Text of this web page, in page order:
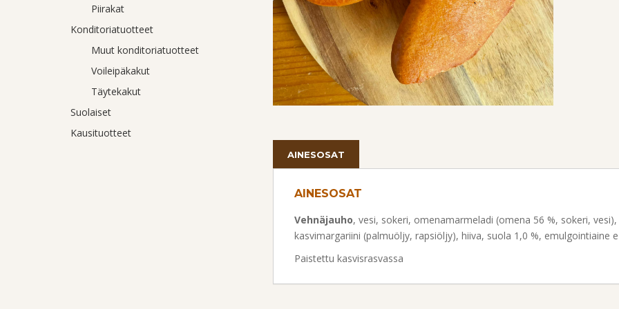
AINESOSAT
AINESOSAT
Vehnäjauho, vesi, sokeri, omenamarmeladi (omena 56 %, sokeri, vesi),
kasvimargariini (palmuöljy, rapsiöljy), hiiva, suola 1,0 %, emulgointiaine
Paistettu kasvisrasvassa
Piirakat
Konditoriatuotteet
Muut konditoriatuotteet
Voileipäkakut
Täytekakut
Suolaiset
Kausituotteet